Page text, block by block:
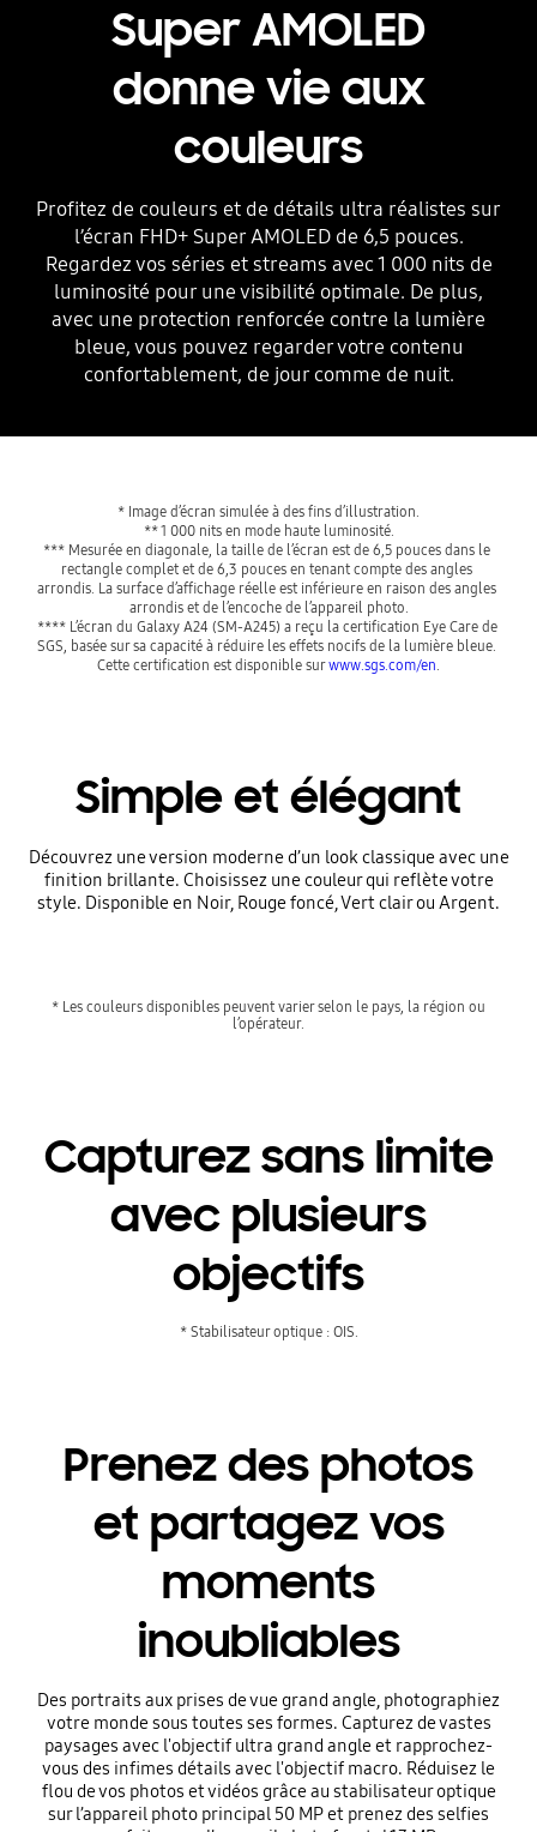
Super AMOLED
donne vie aux
couleurs
Profitez de couleurs et de détails ultra réalistes sur
l’écran FHD+ Super AMOLED de 6,5 pouces.
Regardez vos séries et streams avec 1 000 nits de
luminosité pour une visibilité optimale. De plus,
avec une protection renforcée contre la lumière
bleue, vous pouvez regarder votre contenu
confortablement, de jour comme de nuit.
* Image d’écran simulée à des fins d’illustration.
** 1 000 nits en mode haute luminosité.
*** Mesurée en diagonale, la taille de l’écran est de 6,5 pouces dans le
rectangle complet et de 6,3 pouces en tenant compte des angles
arrondis. La surface d’affichage réelle est inférieure en raison des angles
arrondis et de l’encoche de l’appareil photo.
**** L’écran du Galaxy A24 (SM-A245) a reçu la certification Eye Care de
SGS, basée sur sa capacité à réduire les effets nocifs de la lumière bleue.
Cette certification est disponible sur www.sgs.com/en
Simple et élégant
Découvrez une version moderne d’un look classique avec une
finition brillante. Choisissez une couleur qui reflète votre
style. Disponible en Noir, Rouge foncé, Vert clair ou Argent.
* Les couleurs disponibles peuvent varier selon le pays, la région ou
l’opérateur.
Capturez sans limite
avec plusieurs
objectifs
* Stabilisateur optique : OIS.
Prenez des photos
et partagez vos
moments
inoubliables
Des portraits aux prises de vue grand angle, photographiez
votre monde sous toutes ses formes. Capturez de vastes
paysages avec l'objectif ultra grand angle et rapprochez-
vous des infimes détails avec l'objectif macro. Réduisez le
flou de vos photos et vidéos grâce au stabilisateur optique
sur l’appareil photo principal 50 MP et prenez des selfies